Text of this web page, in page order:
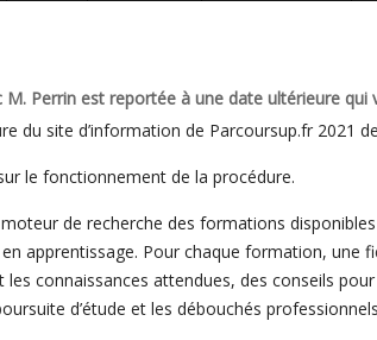
M. Perrin est reportée à une date ultérieure qui
du site d’information de Parcoursup.fr 2021
le fonctionnement de la procédure.
de recherche des formations
apprentissage. Pour chaque formation, une
connaissances attendues, des conseils
d’étude et les débouchés